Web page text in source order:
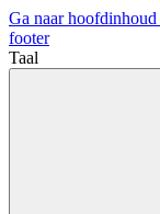
Ga naar hoofdinhoud
footer
Taal